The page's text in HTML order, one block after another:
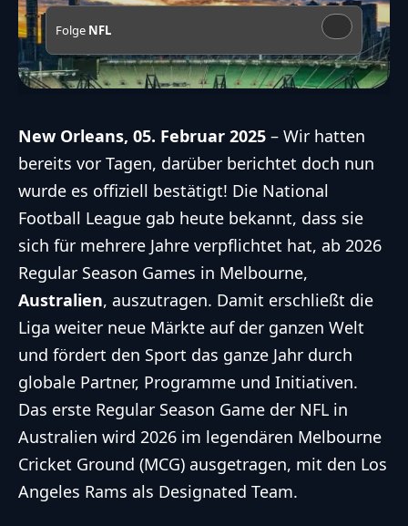
Folge NFL
New Orleans, 05. Februar 2025 – Wir hatten
bereits vor Tagen, darüber berichtet doch nun
wurde es offiziell bestätigt! Die National
Football League gab heute bekannt, dass sie
sich für mehrere Jahre verpflichtet hat, ab 2026
Regular Season Games in Melbourne,
Australien, auszutragen. Damit erschließt die
Liga weiter neue Märkte auf der ganzen Welt
und fördert den Sport das ganze Jahr durch
globale Partner, Programme und Initiativen.
Das erste Regular Season Game der NFL in
Australien wird 2026 im legendären Melbourne
Cricket Ground (MCG) ausgetragen, mit den Los
Angeles Rams als Designated Team.